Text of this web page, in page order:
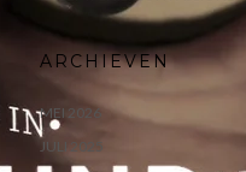
ARCHIEVEN
MEI 2026
JULI 2025